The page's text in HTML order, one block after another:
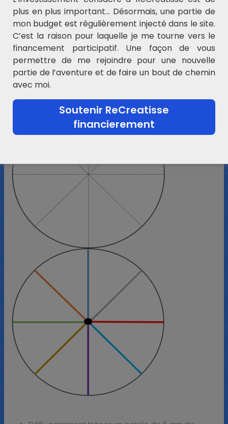
Un rayon est un segment joignant un point du
cercle et le centre du cercle.
Que pouvons nous dire de ces rayons ? Les
mesurer.
plus en plus important… Désormais, une partie de
mon budget est régulièrement injecté dans le site.
C’est la raison pour laquelle je me tourne vers le
financement participatif. Une façon de vous
permettre de me rejoindre pour une nouvelle
partie de l’aventure et de faire un bout de chemin
avec moi.
Soutenir ReCreatisse
financierement